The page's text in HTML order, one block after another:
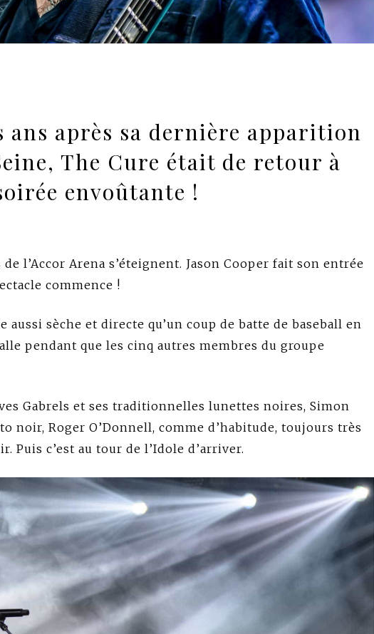
après sa dernière apparition
The Cure était de retour à
envoûtante !
l’Accor Arena s’éteignent. Jason Cooper fait son entrée
commence !
aussi sèche et directe qu’un coup de batte de baseball en
pendant que les cinq autres membres du groupe
Gabrels et ses traditionnelles lunettes noires, Simon
noir, Roger O’Donnell, comme d’habitude, toujours très
Puis c’est au tour de l’Idole d’arriver.